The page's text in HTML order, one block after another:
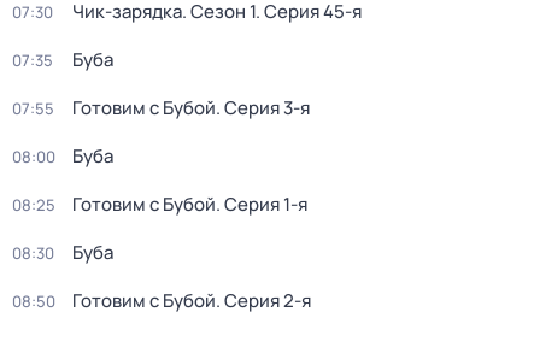
07:30 Чик-зарядка. Сезон 1. Серия 45-я
07:35 Буба
07:55 Готовим с Бубой. Серия 3-я
08:00 Буба
08:25 Готовим с Бубой. Серия 1-я
08:30 Буба
08:50 Готовим с Бубой. Серия 2-я